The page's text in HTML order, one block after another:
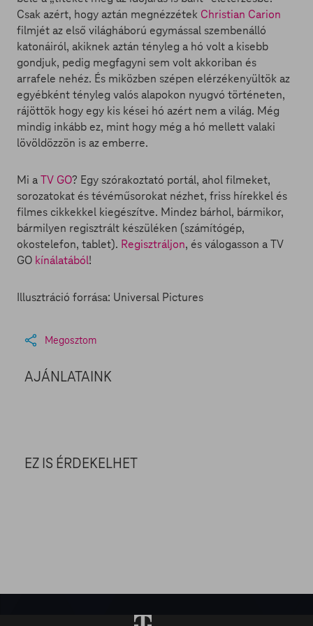
Csak azért, hogy aztán megnézzétek Christian Carion
filmjét az első világháború egymással szembenálló
katonáiról, akiknek aztán tényleg a hó volt a kisebb
gondjuk, pedig megfagyni sem volt akkoriban és
arrafele nehéz. És miközben szépen elérzékenyültök az
egyébként tényleg valós alapokon nyugvó történeten,
rájöttök hogy egy kis kései hó azért nem a világ. Még
mindig inkább ez, mint hogy még a hó mellett valaki
lövöldözzön is az emberre.
Mi aTV GO? Egy szórakoztató portál, ahol filmeket,
sorozatokat és tévéműsorokat nézhet, friss hírekkel és
filmes cikkekkel kiegészítve. Mindez bárhol, bármikor,
bármilyen regisztrált készüléken (számítógép,
okostelefon, tablet). Regisztráljon, és válogasson a TV
GO kínálatából!
Illusztráció forrása: Universal Pictures
Megosztom
AJÁNLATAINK
EZ IS ÉRDEKELHET